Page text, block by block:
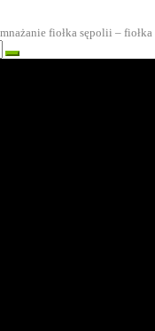
fiołka sępolii –